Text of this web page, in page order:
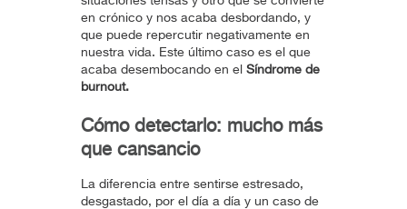
en crónico y nos acaba desbordando, y
que puede repercutir negativamente en
nuestra vida. Este último caso es el que
acaba desembocando en el Síndrome de
burnout.
Cómo detectarlo: mucho más
que cansancio
La diferencia entre sentirse estresado,
desgastado, por el día a día y un caso de